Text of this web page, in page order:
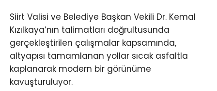
Siirt Valisi ve Belediye Başkan Vekili Dr. Kemal
Kızılkaya’nın talimatları doğrultusunda
gerçekleştirilen çalışmalar kapsamında,
altyapısı tamamlanan yollar sıcak asfaltla
kaplanarak modern bir görünüme
kavuşturuluyor.